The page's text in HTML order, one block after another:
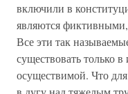
включили в
являются
Все эти так
существовать только
осуществимой. Что